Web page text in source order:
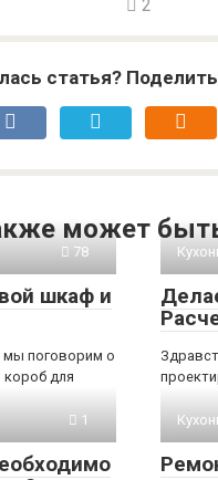
2
статья?
может
78
шкаф и
мы поговорим о
короб для
1